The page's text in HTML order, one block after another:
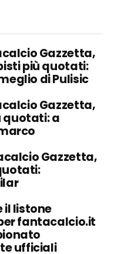
Gazzetta,
più quotati:
di Pulisic
Gazzetta,
quotati: a
Gazzetta,
il listone
fantacalcio.it
ufficiali